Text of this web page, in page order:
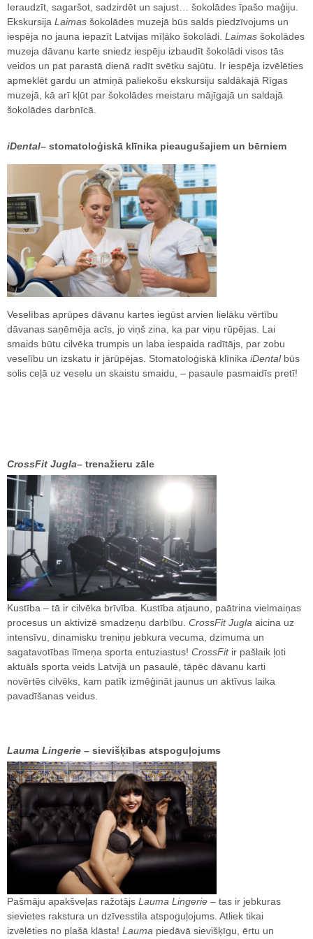
Ieraudzīt, sagaršot, sadzirdēt un sajust… šokolādes īpašo maģiju.
Ekskursija Laimas šokolādes muzejā būs salds piedzīvojums un
iespēja no jauna iepazīt Latvijas mīļāko šokolādi. Laimas šokolādes
muzeja dāvanu karte sniedz iespēju izbaudīt šokolādi visos tās
veidos un pat parastā dienā radīt svētku sajūtu. Ir iespēja izvēlēties
apmeklēt gardu un atmiņā paliekošu ekskursiju saldākajā Rīgas
muzejā, kā arī kļūt par šokolādes meistaru mājīgajā un saldajā
šokolādes darbnīcā.
iDental– stomatoloģiskā klīnika pieaugušajiem un bērniem
Veselības aprūpes dāvanu kartes iegūst arvien lielāku vērtību
dāvanas saņēmēja acīs, jo viņš zina, ka par viņu rūpējas. Lai
smaids būtu cilvēka trumpis un laba iespaida radītājs, par zobu
veselību un izskatu ir jārūpējas. Stomatoloģiskā klīnika iDentalbūs
solis ceļā uz veselu un skaistu smaidu, – pasaule pasmaidīs pretī!
CrossFit Jugla– trenažieru zāle
Kustība – tā ir cilvēka brīvība. Kustība atjauno, paātrina vielmaiņas
procesus un aktivizē smadzeņu darbību. CrossFit Jugla aicina uz
intensīvu, dinamisku treniņu jebkura vecuma, dzimuma un
sagatavotības līmeņa sporta entuziastus! CrossFitir pašlaik ļoti
aktuāls sporta veids Latvijā un pasaulē, tāpēc dāvanu karti
novērtēs cilvēks, kam patīk izmēģināt jaunus un aktīvus laika
pavadīšanas veidus.
Lauma Lingerie – sievišķības atspoguļojums
Pašmāju apakšveļas ražotājs Lauma Lingerie – tas ir jebkuras
sievietes rakstura un dzīvesstila atspoguļojums. Atliek tikai
izvēlēties no plašā klāsta! Lauma piedāvā sievišķīgu, ērtu un